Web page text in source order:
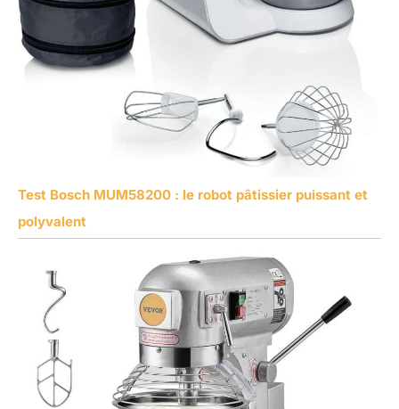
Test Bosch MUM58200 : le robot pâtissier puissant et
polyvalent